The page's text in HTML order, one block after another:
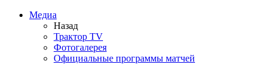
Медиа
Назад
Трактор TV
Фотогалерея
Официальные программы матчей